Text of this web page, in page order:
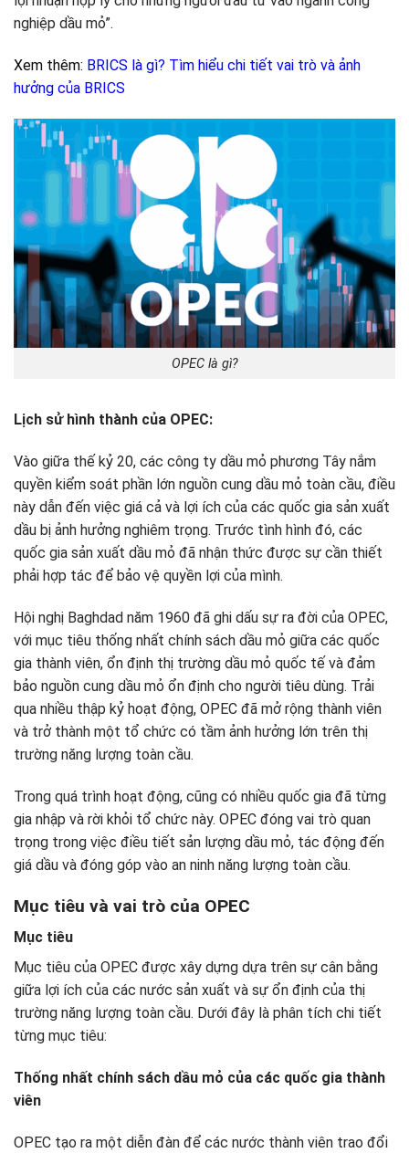
nghiệp dầu mỏ”.
Xem thêm: BRICS là gì? Tìm hiểu chi tiết vai trò và ảnh
hưởng của BRICS
OPEC là gì?
Lịch sử hình thành của OPEC:
Vào giữa thế kỷ 20, các công ty dầu mỏ phương Tây nắm
quyền kiểm soát phần lớn nguồn cung dầu mỏ toàn cầu, điều
này dẫn đến việc giá cả và lợi ích của các quốc gia sản xuất
dầu bị ảnh hưởng nghiêm trọng. Trước tình hình đó, các
quốc gia sản xuất dầu mỏ đã nhận thức được sự cần thiết
phải hợp tác để bảo vệ quyền lợi của mình.
Hội nghị Baghdad năm 1960 đã ghi dấu sự ra đời của OPEC,
với mục tiêu thống nhất chính sách dầu mỏ giữa các quốc
gia thành viên, ổn định thị trường dầu mỏ quốc tế và đảm
bảo nguồn cung dầu mỏ ổn định cho người tiêu dùng. Trải
qua nhiều thập kỷ hoạt động, OPEC đã mở rộng thành viên
và trở thành một tổ chức có tầm ảnh hưởng lớn trên thị
trường năng lượng toàn cầu.
Trong quá trình hoạt động, cũng có nhiều quốc gia đã từng
gia nhập và rời khỏi tổ chức này. OPEC đóng vai trò quan
trọng trong việc điều tiết sản lượng dầu mỏ, tác động đến
giá dầu và đóng góp vào an ninh năng lượng toàn cầu.
Mục tiêu và vai trò của OPEC
Mục tiêu
Mục tiêu của OPEC được xây dựng dựa trên sự cân bằng
giữa lợi ích của các nước sản xuất và sự ổn định của thị
trường năng lượng toàn cầu. Dưới đây là phân tích chi tiết
từng mục tiêu:
Thống nhất chính sách dầu mỏ của các quốc gia thành
viên
OPEC tạo ra một diễn đàn để các nước thành viên trao đổi